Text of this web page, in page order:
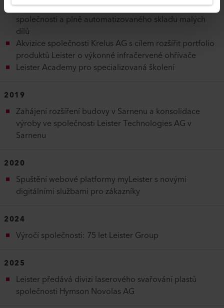
Zahájení výstavby v Sarnenu: Rozšíření budovy
společnosti a plně automatizovaného skladu malých
dílů
Akvizice společnosti Krelus AG s cílem rozšířit portfolio
produktů Leister o výkonné infračervené ohřívače
Leister Academy pro specializovaná školení
2019
Zahájení rozšíření budovy v Sarnenu a konsolidace
výroby ve společnosti Leister Technologies AG v
Sarnenu
2020
Spuštění webové platformy myLeister s novými
digitálními službami pro zákazníky
2024
Výročí společnosti: 75 let Leister Group
2025
Leister předává divizi laserového svařování plastů
společnosti Hymson Novolas AG